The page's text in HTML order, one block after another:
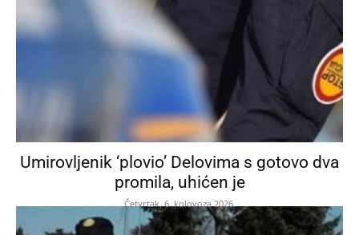
Umirovljenik ‘plovio’ Delovima s gotovo dva
promila, uhićen je
Četvrtak, 6. kolovoza 2026.